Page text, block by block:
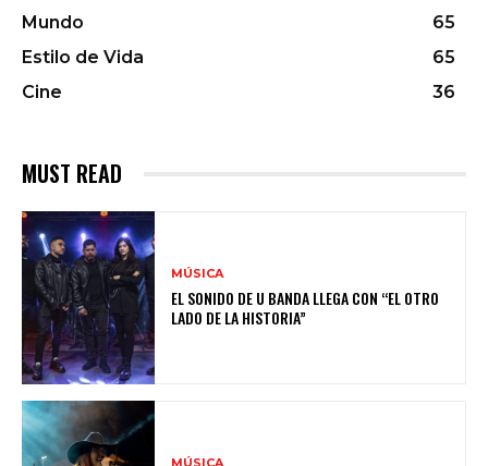
Mundo
65
Estilo de Vida
65
Cine
36
MUST READ
MÚSICA
EL SONIDO DE U BANDA LLEGA CON “EL OTRO
LADO DE LA HISTORIA”